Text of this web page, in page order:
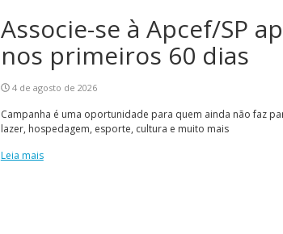
Associe-se à Apcef/SP
nos primeiros 60 dias
4 de agosto de 2026
Campanha é uma oportunidade para quem ainda não faz
lazer, hospedagem, esporte, cultura e muito mais
Leia mais